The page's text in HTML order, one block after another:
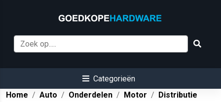
Categorieën
Home
Auto Onderdelen Motor
Distributie